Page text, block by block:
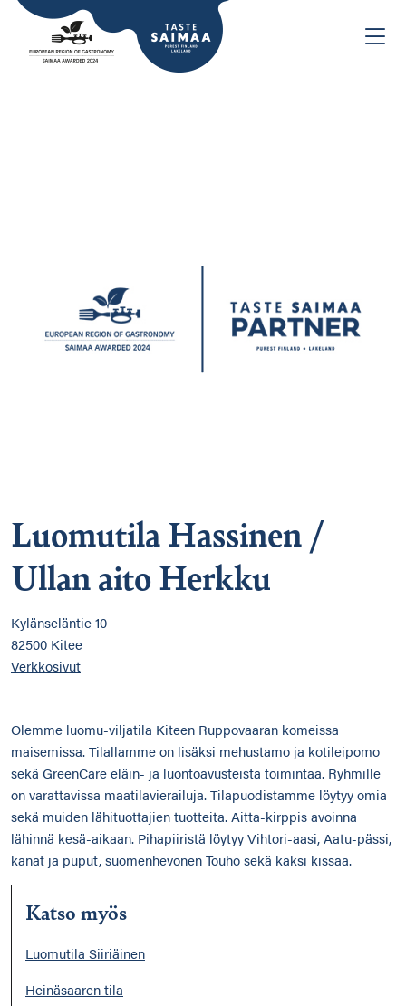
Luomutila Hassinen /
Ullan aito Herkku
Kylänseläntie 10
82500 Kitee
Verkkosivut
Olemme luomu-viljatila Kiteen Ruppovaaran komeissa
maisemissa. Tilallamme on lisäksi mehustamo ja kotileipomo
sekä GreenCare eläin- ja luontoavusteista toimintaa. Ryhmille
on varattavissa maatilavierailuja. Tilapuodistamme löytyy omia
sekä muiden lähituottajien tuotteita. Aitta-kirppis avoinna
lähinnä kesä-aikaan. Pihapiiristä löytyy Vihtori-aasi, Aatu-pässi,
kanat ja puput, suomenhevonen Touho sekä kaksi kissaa.
Katso myös
Luomutila Siiriäinen
Heinäsaaren tila